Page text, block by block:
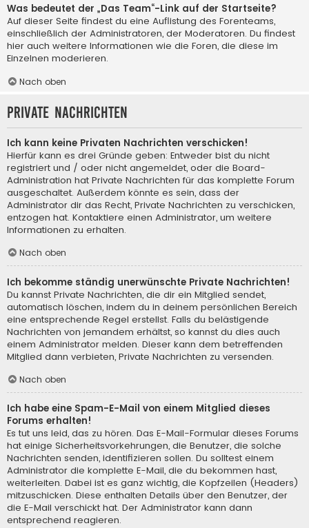
Was bedeutet der „Das Team“-Link auf der Startseite?
Auf dieser Seite findest du eine Auflistung des Forenteams,
einschließlich der Administratoren, der Moderatoren. Du findest
hier auch weitere Informationen wie die Foren, die diese im
Einzelnen moderieren.
Nach oben
Private Nachrichten
Ich kann keine Privaten Nachrichten verschicken!
Hierfür kann es drei Gründe geben: Entweder bist du nicht
registriert und / oder nicht angemeldet, oder die Board-
Administration hat Private Nachrichten für das komplette Forum
ausgeschaltet. Außerdem könnte es sein, dass der
Administrator dir das Recht, Private Nachrichten zu verschicken,
entzogen hat. Kontaktiere einen Administrator, um weitere
Informationen zu erhalten.
Nach oben
Ich bekomme ständig unerwünschte Private Nachrichten!
Du kannst Private Nachrichten, die dir ein Mitglied sendet,
automatisch löschen, indem du in deinem persönlichen Bereich
eine entsprechende Regel erstellst. Falls du belästigende
Nachrichten von jemandem erhältst, so kannst du dies auch
einem Administrator melden. Dieser kann dem betreffenden
Mitglied dann verbieten, Private Nachrichten zu versenden.
Nach oben
Ich habe eine Spam-E-Mail von einem Mitglied dieses
Forums erhalten!
Es tut uns leid, das zu hören. Das E-Mail-Formular dieses Forums
hat einige Sicherheitsvorkehrungen, die Benutzer, die solche
Nachrichten senden, identifizieren sollen. Du solltest einem
Administrator die komplette E-Mail, die du bekommen hast,
weiterleiten. Dabei ist es ganz wichtig, die Kopfzeilen (Headers)
mitzuschicken. Diese enthalten Details über den Benutzer, der
die E-Mail verschickt hat. Der Administrator kann dann
entsprechend reagieren.